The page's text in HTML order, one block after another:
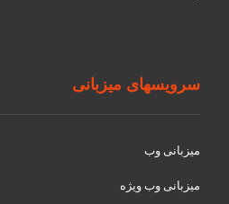
سرویسهای میزبانی
میزبانی وب
میزبانی وب ویژه